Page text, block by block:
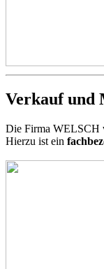
Verkauf und
Die Firma WELSCH
Hierzu ist ein